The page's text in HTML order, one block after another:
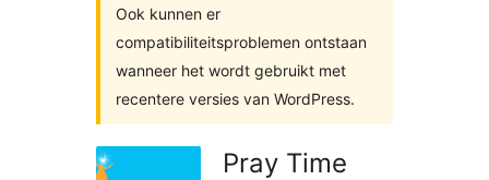
Ook kunnen er
compatibiliteitsproblemen ontstaan
wanneer het wordt gebruikt met
recentere versies van WordPress.
Pray Time